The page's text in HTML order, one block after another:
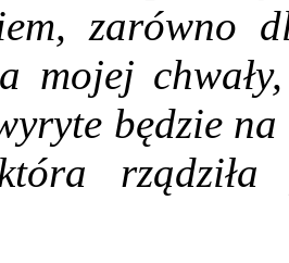
zarówno
mojej
będzie